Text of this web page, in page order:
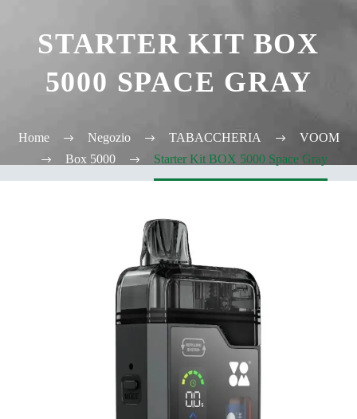
STARTER KIT BOX
5000 SPACE GRAY
Home Negozio TABACCHERIA
VOOM
Box 5000
Starter Kit BOX 5000 Space Gray